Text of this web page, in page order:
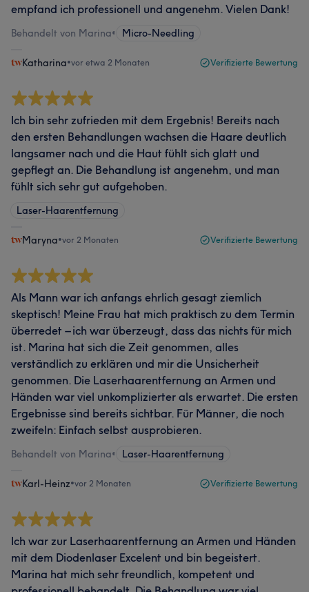
empfand ich professionell und angenehm. Vielen Dank!
Behandelt von Marina• Micro-Needling
Katharina•vor etwa 2 Monaten Verifizierte Bewertung
Ich bin sehr zufrieden mit dem Ergebnis! Bereits nach
den ersten Behandlungen wachsen die Haare deutlich
langsamer nach und die Haut fühlt sich glatt und
gepflegt an. Die Behandlung ist angenehm, und man
fühlt sich sehr gut aufgehoben.
Laser-Haarentfernung
Maryna•vor 2 Monaten Verifizierte Bewertung
Als Mann war ich anfangs ehrlich gesagt ziemlich
skeptisch! Meine Frau hat mich praktisch zu dem Termin
überredet – ich war überzeugt, dass das nichts für mich
ist. Marina hat sich die Zeit genommen, alles
verständlich zu erklären und mir die Unsicherheit
genommen. Die Laserhaarentfernung an Armen und
Händen war viel unkomplizierter als erwartet. Die ersten
Ergebnisse sind bereits sichtbar. Für Männer, die noch
zweifeln: Einfach selbst ausprobieren.
Behandelt von Marina• Laser-Haarentfernung
Karl-Heinz•vor 2 Monaten Verifizierte Bewertung
Ich war zur Laserhaarentfernung an Armen und Händen
mit dem Diodenlaser Excelent und bin begeistert.
Marina hat mich sehr freundlich, kompetent und